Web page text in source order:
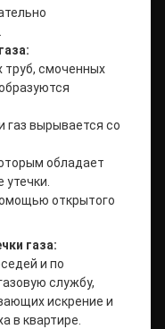
труб, смоченных
газ вырывается со
обладает
утечки.
открытого
газа:
и по
службу,
искрение и
в квартире.